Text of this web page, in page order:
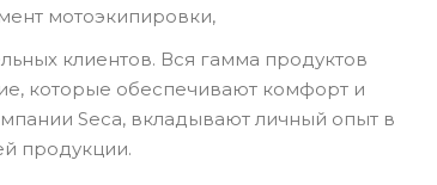
мотоэкипировки,
клиентов. Вся гамма продуктов
которые обеспечивают комфорт и
Seca, вкладывают личный опыт в
продукции.